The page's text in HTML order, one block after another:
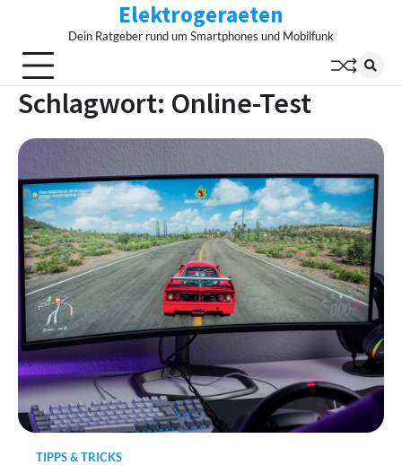
content
Elektrogeraeten
Dein Ratgeber rund um Smartphones und Mobilfunk
Schlagwort: Online-Test
TIPPS & TRICKS